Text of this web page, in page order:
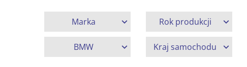
Marka
BMW
Rok produkcji
Kraj samochodu